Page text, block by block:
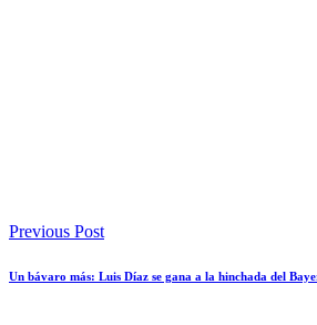
Previous Post
Un bávaro más: Luis Díaz se gana a la hinchada del